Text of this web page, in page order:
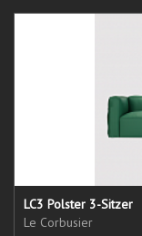
LC3 Polster 3-Sitzer
Le Corbusier